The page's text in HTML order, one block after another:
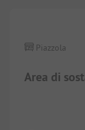
Area di
Piazzola